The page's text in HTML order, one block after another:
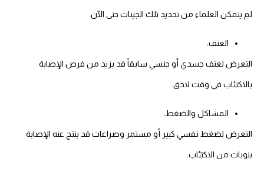
لم يتمكن العلماء من تحديد تلك الجينات حتى الآن.
العنف:
التعرض لعنف جسدي أو جنسي سابقاً قد يزيد من فرص الإصابة
بالاكتئاب في وقت لاحق.
المشاكل والضغط:
التعرض لضغط نفسي كبير أو مستمر وصراعات قد ينتج عنه الإصابة
بنوبات من الاكتئاب.